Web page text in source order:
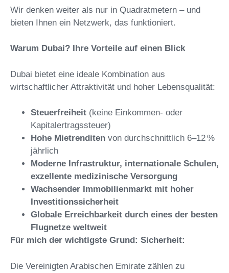
Wir denken weiter als nur in Quadratmetern – und
bieten Ihnen ein Netzwerk, das funktioniert.
Warum Dubai? Ihre Vorteile auf einen Blick
Dubai bietet eine ideale Kombination aus
wirtschaftlicher Attraktivität und hoher Lebensqualität:
Steuerfreiheit (keine Einkommen- oder
Kapitalertragssteuer)
Hohe Mietrenditen von durchschnittlich 6–12 %
jährlich
Moderne Infrastruktur, internationale Schulen,
exzellente medizinische Versorgung
Wachsender Immobilienmarkt mit hoher
Investitionssicherheit
Globale Erreichbarkeit durch eines der besten
Flugnetze weltweit
Für mich der wichtigste Grund: Sicherheit:
Die Vereinigten Arabischen Emirate zählen zu